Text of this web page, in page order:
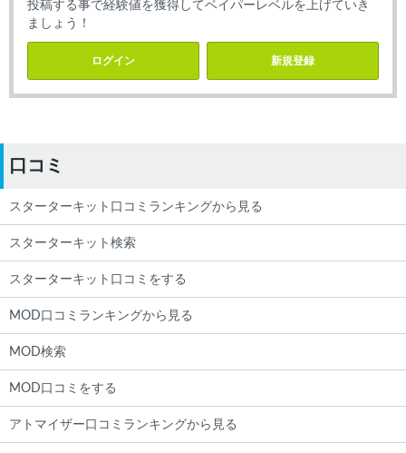
投稿する事で経験値を獲得してベイパーレベルを上げていき
ましょう！
ログイン 新規登録
口コミ
スターターキット口コミランキングから見る
スターターキット検索
スターターキット口コミをする
MOD口コミランキングから見る
MOD検索
MOD口コミをする
アトマイザー口コミランキングから見る